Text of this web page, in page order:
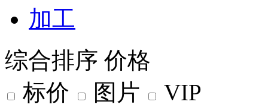
加工
综合排序 价格
标价
图片
VIP